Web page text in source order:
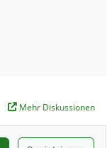
Mehr Diskussionen